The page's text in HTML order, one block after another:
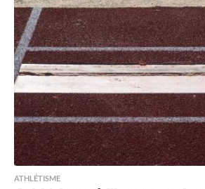
s
a
g
o
ATHLÉTISME